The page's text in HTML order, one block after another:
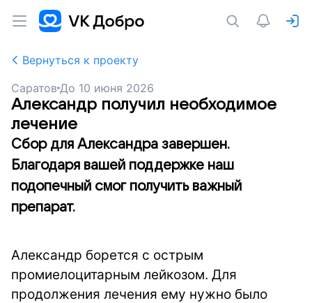
Вернуться к проекту
Саратов До 10 июня 2026
Александр получил необходимое
лечение
Сбор для Александра завершен.
Благодаря вашей поддержке наш
подопечный смог получить важный
препарат.
Александр борется с острым
промиелоцитарным лейкозом. Для
продолжения лечения ему нужно было